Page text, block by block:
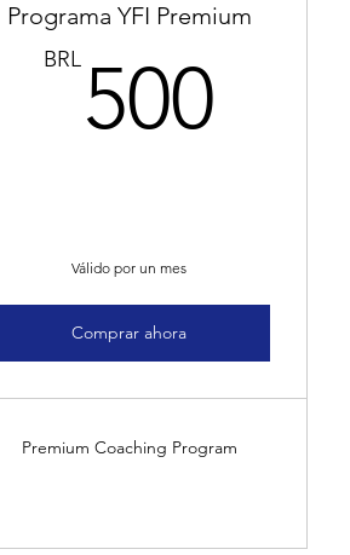
Programa YFI Premium
BRL 500
Válido por un mes
Comprar ahora
Premium Coaching Program